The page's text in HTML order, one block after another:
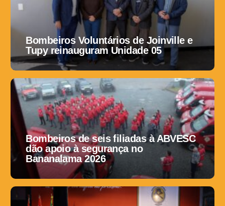
Bombeiros Voluntários de Joinville e
Tupy reinauguram Unidade 05
Bombeiros de seis filiadas à ABVESC
dão apoio à segurança no
Bananalama 2026